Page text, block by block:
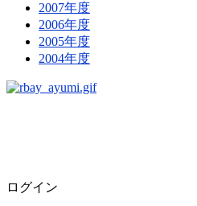
2007年度
2006年度
2005年度
2004年度
ログイン